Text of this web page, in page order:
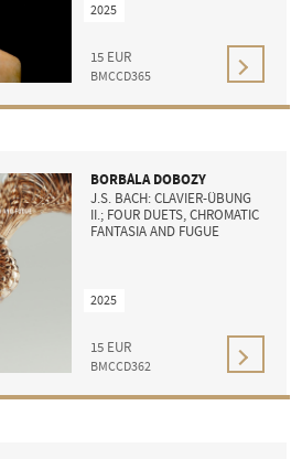
15 EUR
BMCCD365
2025
BORBÁLA DOBOZY
J.S. BACH: CLAVIER-ÜBUNG
II.; FOUR DUETS, CHROMATIC
FANTASIA AND FUGUE
15 EUR
BMCCD362
2025